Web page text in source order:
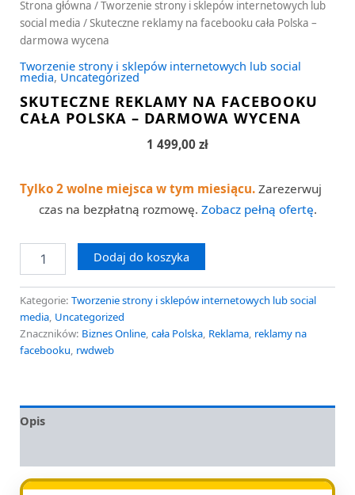
Strona główna /Tworzenie strony i sklepów internetowych lub
social media / Skuteczne reklamy na facebooku cała Polska –
darmowa wycena
Tworzenie strony i sklepów internetowych lub social
media, Uncategorized
SKUTECZNE REKLAMY NA FACEBOOKU
CAŁA POLSKA – DARMOWA WYCENA
1 499,00 zł
Tylko 2 wolne miejsca w tym miesiącu. Zarezerwuj
czas na bezpłatną rozmowę. Zobacz pełną ofertę.
Dodaj do koszyka
Kategorie: Tworzenie strony i sklepów internetowych lub social
media, Uncategorized
Znaczników: Biznes Online, cała Polska, Reklama, reklamy na
facebooku, rwdweb
Opis